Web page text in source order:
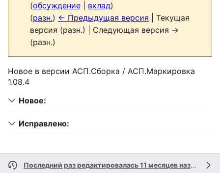
(обсуждение вклад)
(разн.) ← Предыдущая версия | Текущая
версия (разн.) | Следующая версия →
(разн.)
Новое в версии АСП.Сборка / АСП.Маркировка
1.08.4
Новое:
Исправлено:
Последний раз редактировалась 11 месяцев назад